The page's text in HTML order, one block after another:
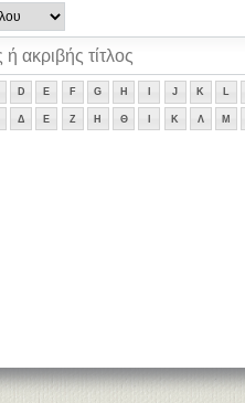
D E F G H J K L
Δ Ε Ζ Η Θ Κ Λ Μ